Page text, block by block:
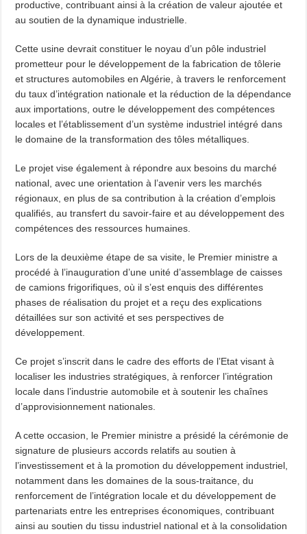
productive, contribuant ainsi à la création de valeur ajoutée et
au soutien de la dynamique industrielle.
Cette usine devrait constituer le noyau d’un pôle industriel
prometteur pour le développement de la fabrication de tôlerie
et structures automobiles en Algérie, à travers le renforcement
du taux d’intégration nationale et la réduction de la dépendance
aux importations, outre le développement des compétences
locales et l’établissement d’un système industriel intégré dans
le domaine de la transformation des tôles métalliques.
Le projet vise également à répondre aux besoins du marché
national, avec une orientation à l’avenir vers les marchés
régionaux, en plus de sa contribution à la création d’emplois
qualifiés, au transfert du savoir-faire et au développement des
compétences des ressources humaines.
Lors de la deuxième étape de sa visite, le Premier ministre a
procédé à l’inauguration d’une unité d’assemblage de caisses
de camions frigorifiques, où il s’est enquis des différentes
phases de réalisation du projet et a reçu des explications
détaillées sur son activité et ses perspectives de
développement.
Ce projet s’inscrit dans le cadre des efforts de l’Etat visant à
localiser les industries stratégiques, à renforcer l’intégration
locale dans l’industrie automobile et à soutenir les chaînes
d’approvisionnement nationales.
A cette occasion, le Premier ministre a présidé la cérémonie de
signature de plusieurs accords relatifs au soutien à
l’investissement et à la promotion du développement industriel,
notamment dans les domaines de la sous-traitance, du
renforcement de l’intégration locale et du développement de
partenariats entre les entreprises économiques, contribuant
ainsi au soutien du tissu industriel national et à la consolidation